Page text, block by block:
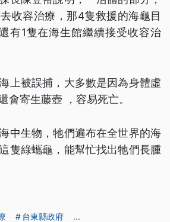
收容治療，那4隻救援的海龜目
有1隻在海生館繼續接受收容治
上被誤捕，大多數是因為身體虛
會寄生藤壺 ，容易死亡。
中生物，牠們遍布在全世界的海
隻綠蠵龜，能幫忙找出牠們長腫
台東縣政府 ...